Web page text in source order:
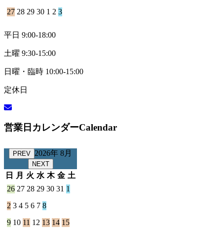
27 28 29 30 1 2 3
平日 9:00-18:00
土曜 9:30-15:00
日曜・臨時 10:00-15:00
定休日
営業日カレンダーCalendar
PREV 2026年 8月
NEXT
日 月 火 水 木 金 土
26 27 28 29 30 31 1
2 3 4 5 6 7 8
9 10 11 12 13 14 15